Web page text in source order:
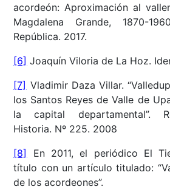
acordeón: Aproximación al
Magdalena Grande, 1870-
República. 2017.
[6] Joaquín Viloria de La Hoz.
[7] Vladimir Daza Villar.
los Santos Reyes de Valle de
la capital departamental”.
Historia. Nº 225. 2008
[8]
En 2011, el periódico El
título con un artículo titulado:
de los acordeones”.